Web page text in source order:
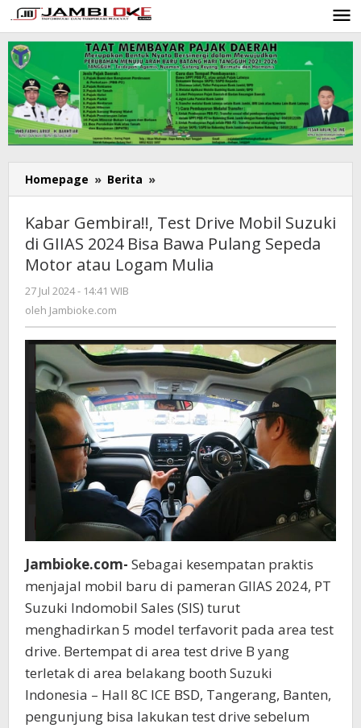
Lewati
ke
konten
Homepage » Berita »
Gembira!!,
Drive
Mobil
Suzuki
Bisa
Bawa
Pulang
Sepeda
Motor
atau
Logam
Mulia
Kabar Gembira!!, Test Drive Mobil Suzuki
di GIIAS 2024 Bisa Bawa Pulang Sepeda
Motor atau Logam Mulia
27 Jul 2024 - 14:41 WIB
oleh Jambioke.com
Jambioke.com- Sebagai kesempatan praktis
menjajal mobil baru di pameran GIIAS 2024, PT
Suzuki Indomobil Sales (SIS) turut
menghadirkan 5 model terfavorit pada area test
drive. Bertempat di area test drive B yang
terletak di area belakang booth Suzuki
Indonesia – Hall 8C ICE BSD, Tangerang, Banten,
pengunjung bisa lakukan test drive sebelum